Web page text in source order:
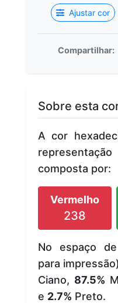
Ajustar cor
Compartilhar:
Sobre esta
A cor
composta por:
Vermelho
238
No espaço
para
Ciano, 87.5%
e 2.7% Preto.